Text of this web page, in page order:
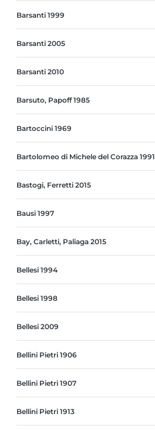
Barsanti 1999
Barsanti 2005
Barsanti 2010
Barsuto, Papoff 1985
Bartoccini 1969
Bartolomeo di Michele del Corazza 1991
Bastogi, Ferretti 2015
Bausi 1997
Bay, Carletti, Paliaga 2015
Bellesi 1994
Bellesi 1998
Bellesi 2009
Bellini Pietri 1906
Bellini Pietri 1907
Bellini Pietri 1913